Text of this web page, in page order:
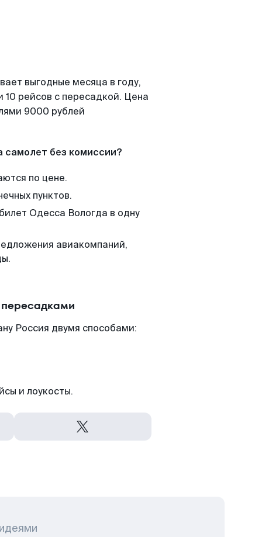
выгодные месяца в году,
рейсов с пересадкой. Цена
9000 рублей
самолет без комиссии?
по цене.
пунктов.
Одесса Вологда в одну
авиакомпаний,
Россия двумя способами:
и лоукосты.